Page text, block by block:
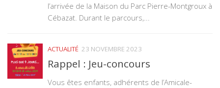
l’arrivée de la Maison du Parc Pierre-Montgroux à
Cébazat. Durant le parcours,...
ACTUALITÉ 23 NOVEMBRE 2023
Rappel : Jeu-concours
Vous êtes enfants, adhérents de l’Amicale-